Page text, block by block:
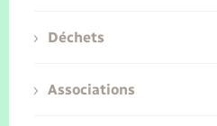
Déchets
Associations